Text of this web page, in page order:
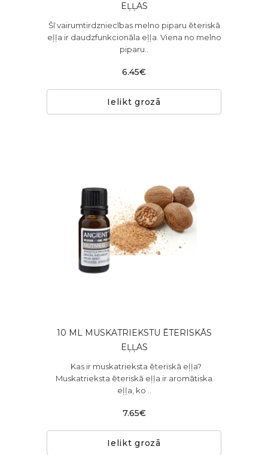
EĻĻAS
Šī vairumtirdzniecības melno piparu ēteriskā
eļļa ir daudzfunkcionāla eļļa. Viena no melno
piparu..
6.45€
Ielikt grozā
10 ML MUSKATRIEKSTU ĒTERISKĀS
EĻĻAS
Kas ir muskatrieksta ēteriskā eļļa?
Muskatrieksta ēteriskā eļļa ir aromātiska
eļļa, ko ..
7.65€
Ielikt grozā